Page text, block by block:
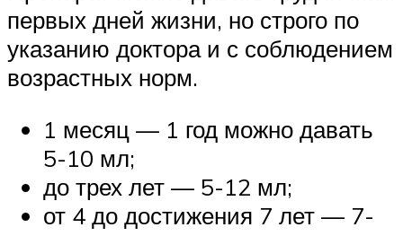
первых дней жизни, но строго по
указанию доктора и с соблюдением
возрастных норм.
1 месяц — 1 год можно давать
5-10 мл;
до трех лет — 5-12 мл;
от 4 до достижения 7 лет — 7-